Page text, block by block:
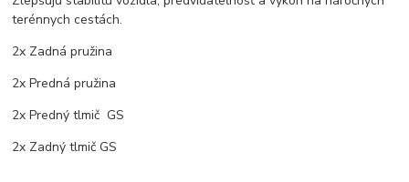
terénnych cestách.
2x Zadná pružina
2x Predná pružina
2x Predný tlmič GS
2x Zadný tlmič GS